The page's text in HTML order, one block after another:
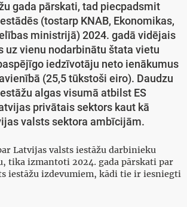
gada pārskati, tad piecpadsmit
(tostarp KNAB, Ekonomikas,
ministrijā) 2024. gadā vidējais
uz vienu nodarbinātu štata vietu
iedzīvotāju neto ienākumus
(25,5 tūkstoši eiro). Daudzu
algas visumā atbilst ES
privātais sektors kaut kā
valsts sektora ambīcijām.
Latvijas valsts iestāžu darbinieku
tika izmantoti 2024. gada pārskati par
iestāžu izdevumiem, kādi tie ir iesniegti